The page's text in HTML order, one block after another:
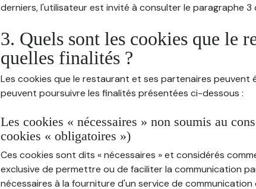
derniers, l'utilisateur est invité à consulter le paragraphe 3
3. Quels sont les cookies que le
quelles finalités ?
Les cookies que le restaurant et ses partenaires peuvent
peuvent poursuivre les finalités présentées ci-dessous :
Les cookies « nécessaires » non soumis au
cookies « obligatoires »)
Ces cookies sont dits « nécessaires » et considérés
exclusive de permettre ou de faciliter la communication
nécessaires à la fourniture d'un service de communication